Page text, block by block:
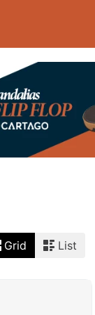
Grid List